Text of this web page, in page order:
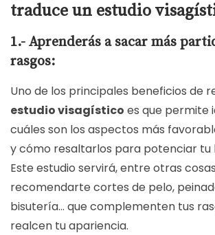
traduce un estudio
1.- Aprenderás a sacar más
rasgos:
Uno de los principales beneficios de
estudio visagístico es que permite
cuáles son los aspectos más
y cómo resaltarlos para potenciar tu
Este estudio servirá, entre otras
recomendarte cortes de pelo,
bisutería… que complementen tus
realcen tu apariencia.